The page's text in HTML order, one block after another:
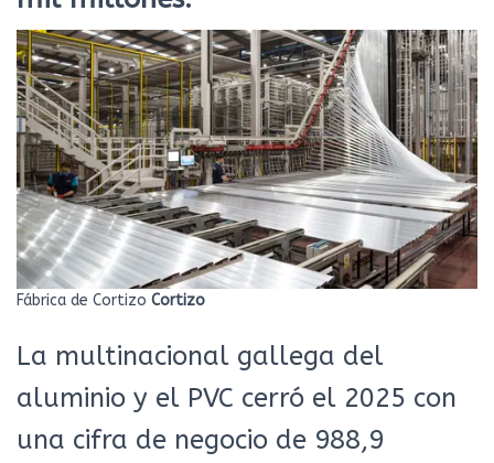
Fábrica de Cortizo Cortizo
La multinacional gallega del
aluminio y el PVC cerró el 2025 con
una cifra de negocio de 988,9